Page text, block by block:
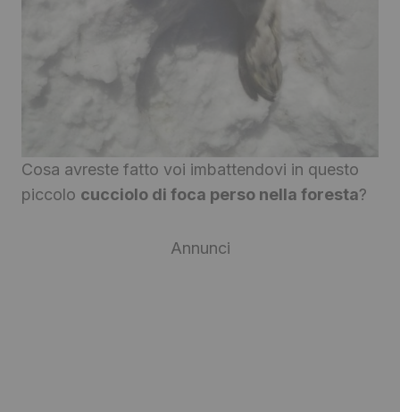
Cosa avreste fatto voi imbattendovi in questo
piccolo cucciolo di foca perso nella foresta?
Annunci